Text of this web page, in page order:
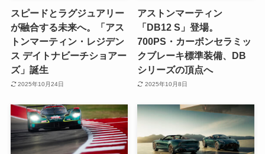
スピードとラグジュアリー
が融合する未来へ。「アス
トンマーティン・レジデン
ス デイトナビーチショアー
ズ」誕生
2025年10月24日
アストンマーティン
「DB12 S」登場。
700PS・カーボンセラミッ
クブレーキ標準装備、DB
シリーズの頂点へ
2025年10月8日